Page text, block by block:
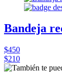
Bandeja
$450
$210